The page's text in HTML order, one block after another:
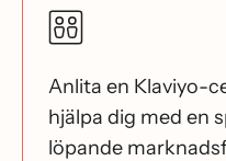
Anlita en Klaviyo-
hjälpa dig med en
löpande